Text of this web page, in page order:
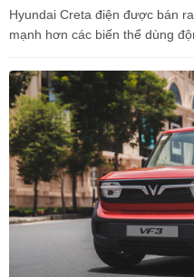
Hyundai Creta điện được bán
mạnh hơn các biến thể dùng